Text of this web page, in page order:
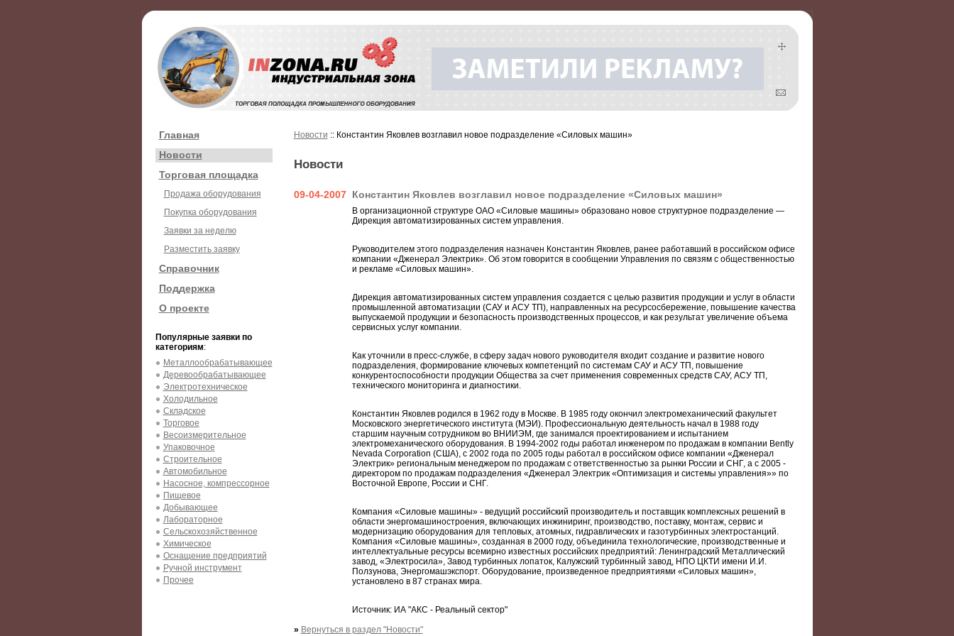
Главная
Новости
Торговая площадка
Продажа оборудования
Покупка оборудования
Заявки за неделю
Разместить заявку
Справочник
Поддержка
О проекте
Популярные заявки по
категориям:
Металлообрабатывающее
Деревообрабатывающее
Электротехническое
Холодильное
Складское
Торговое
Весоизмерительное
Упаковочное
Строительное
Автомобильное
Насосное, компрессорное
Пищевое
Добывающее
Лабораторное
Сельскохозяйственное
Химическое
Оснащение предприятий
Ручной инструмент
Прочее
Новости :: Константин Яковлев возглавил новое подразделение «Силовых машин»
Новости
09-04-2007 Константин Яковлев возглавил новое подразделение «Силовых машин»
В организационной структуре ОАО «Силовые машины» образовано новое структурное подразделение —
Дирекция автоматизированных систем управления.
Руководителем этого подразделения назначен Константин Яковлев, ранее работавший в российском офисе
компании «Дженерал Электрик». Об этом говорится в сообщении Управления по связям с общественностью
и рекламе «Силовых машин».
Дирекция автоматизированных систем управления создается с целью развития продукции и услуг в области
промышленной автоматизации (САУ и АСУ ТП), направленных на ресурсосбережение, повышение качества
выпускаемой продукции и безопасность производственных процессов, и как результат увеличение объема
сервисных услуг компании.
Как уточнили в пресс-службе, в сферу задач нового руководителя входит создание и развитие нового
подразделения, формирование ключевых компетенций по системам САУ и АСУ ТП, повышение
конкурентоспособности продукции Общества за счет применения современных средств САУ, АСУ ТП,
технического мониторинга и диагностики.
Константин Яковлев родился в 1962 году в Москве. В 1985 году окончил электромеханический факультет
Московского энергетического института (МЭИ). Профессиональную деятельность начал в 1988 году
старшим научным сотрудником во ВНИИЭМ, где занимался проектированием и испытанием
электромеханического оборудования. В 1994-2002 годы работал инженером по продажам в компании Bently
Nevada Corporation (США), с 2002 года по 2005 годы работал в российском офисе компании «Дженерал
Электрик» региональным менеджером по продажам с ответственностью за рынки России и СНГ, а с 2005 -
директором по продажам подразделения «Дженерал Электрик «Оптимизация и системы управления»» по
Восточной Европе, России и СНГ.
Компания «Силовые машины» - ведущий российский производитель и поставщик комплексных решений в
области энергомашиностроения, включающих инжиниринг, производство, поставку, монтаж, сервис и
модернизацию оборудования для тепловых, атомных, гидравлических и газотурбинных электростанций.
Компания «Силовые машины», созданная в 2000 году, объединила технологические, производственные и
интеллектуальные ресурсы всемирно известных российских предприятий: Ленинградский Металлический
завод, «Электросила», Завод турбинных лопаток, Калужский турбинный завод, НПО ЦКТИ имени И.И.
Ползунова, Энергомашэкспорт. Оборудование, произведенное предприятиями «Силовых машин»,
установлено в 87 странах мира.
Источник: ИА "АКС - Реальный сектор"
» Вернуться в раздел "Новости"